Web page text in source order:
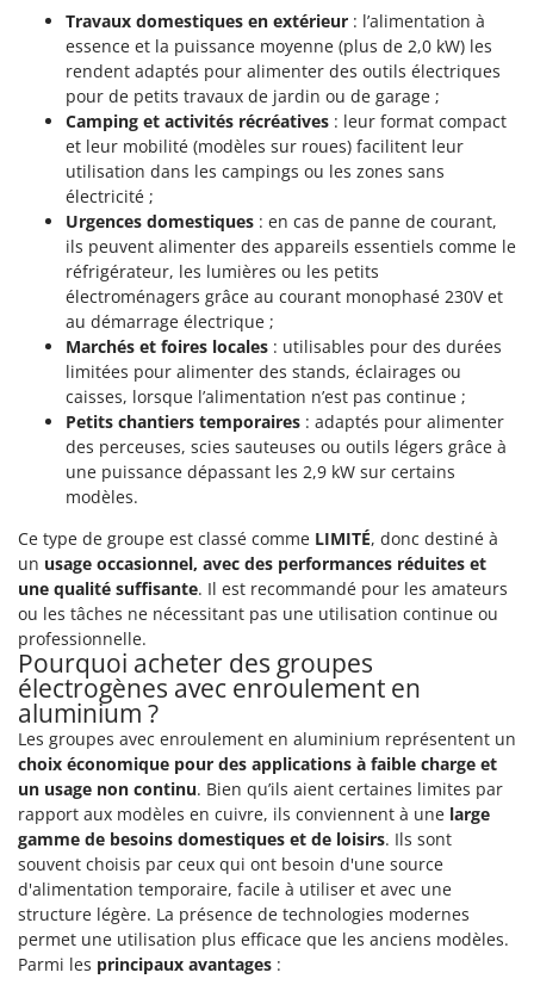
Scies alternatives à batterie
Scies de jardin télescopiques
Sécateurs électriques à batterie
Sécateurs et Échenilloirs manuels
Sécateurs pneumatiques
Semoirs et Épandeurs d'engrais
Socs pour tracteur
Souffleurs aspirateurs pour Feuilles
Soufreuses - Poudreuses à dos
Soufreuses - Poudreuses pour tracteur
Taille-haies
Taille-haies à bras pour tracteur
Tarières
Tondeuses à Gazon
Tondeuses autoportées
Tondeuses débroussailleuses thermiques
Trancheuses
Trancheuses de sol
Transpalettes
Treuils de débardage
Tronçonneuses
V
Vêtements de Sécurité
Vibroculteurs à tracteur
Intec
Intex
Italyco
ITM
JOLLY ITALIA
KAAZ
Karcher
Kasco
Kemper
Keter
KitchenAid
Komo
L
Laica
Lampacrescia - MGM
Landxcape
LAR Casalinghi
Lavor
Linea VZ
Lisam
Lotusgrill
M
M.A.I.BO.
Macom
Macte Ovens
Makita
Travaux domestiques en extérieur : l’alimentation à
essence et la puissance moyenne (plus de 2,0 kW) les
rendent adaptés pour alimenter des outils électriques
pour de petits travaux de jardin ou de garage ;
Camping et activités récréatives : leur format compact
et leur mobilité (modèles sur roues) facilitent leur
utilisation dans les campings ou les zones sans
électricité ;
Urgences domestiques : en cas de panne de courant,
ils peuvent alimenter des appareils essentiels comme le
réfrigérateur, les lumières ou les petits
électroménagers grâce au courant monophasé 230V et
au démarrage électrique ;
Marchés et foires locales : utilisables pour des durées
limitées pour alimenter des stands, éclairages ou
caisses, lorsque l’alimentation n’est pas continue ;
Petits chantiers temporaires : adaptés pour alimenter
des perceuses, scies sauteuses ou outils légers grâce à
une puissance dépassant les 2,9 kW sur certains
modèles.
Ce type de groupe est classé comme LIMITÉ, donc destiné à
un usage occasionnel, avec des performances réduites et
une qualité suffisante. Il est recommandé pour les amateurs
ou les tâches ne nécessitant pas une utilisation continue ou
professionnelle.
Pourquoi acheter des groupes
électrogènes avec enroulement en
aluminium ?
Les groupes avec enroulement en aluminium représentent un
choix économique pour des applications à faible charge et
un usage non continu. Bien qu’ils aient certaines limites par
rapport aux modèles en cuivre, ils conviennent à une large
gamme de besoins domestiques et de loisirs. Ils sont
souvent choisis par ceux qui ont besoin d'une source
d'alimentation temporaire, facile à utiliser et avec une
structure légère. La présence de technologies modernes
permet une utilisation plus efficace que les anciens modèles.
Parmi les principaux avantages :